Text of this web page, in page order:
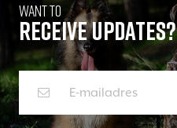
Want to
Receive updates?